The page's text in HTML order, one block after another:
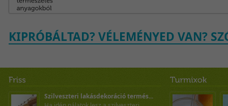
KIPRÓBÁLTAD? VÉLEMÉNYED VAN?
Szilveszteri lakásdekoráció termés...